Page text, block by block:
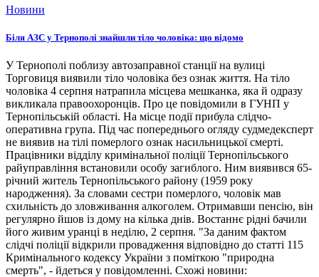
Новини
Біля АЗС у Тернополі знайшли тіло чоловіка: що відомо
У Тернополі поблизу автозаправної станції на вулиці
Торговиця виявили тіло чоловіка без ознак життя. На тіло
чоловіка 4 серпня натрапила місцева мешканка, яка й одразу
викликала правоохоронців. Про це повідомили в ГУНП у
Тернопільській області. На місце події прибула слідчо-
оперативна група. Під час попереднього огляду судмедексперт
не виявив на тілі померлого ознак насильницької смерті.
Працівники відділу кримінальної поліції Тернопільського
райуправління встановили особу загиблого. Ним виявився 65-
річний житель Тернопільського району (1959 року
народження). За словами сестри померлого, чоловік мав
схильність до зловживання алкоголем. Отримавши пенсію, він
регулярно йшов із дому на кілька днів. Востаннє рідні бачили
його живим уранці в неділю, 2 серпня. "За даним фактом
слідчі поліції відкрили провадження відповідно до статті 115
Кримінального кодексу України з поміткою "природна
смерть", - йдеться у повідомленні. Схожі новини: